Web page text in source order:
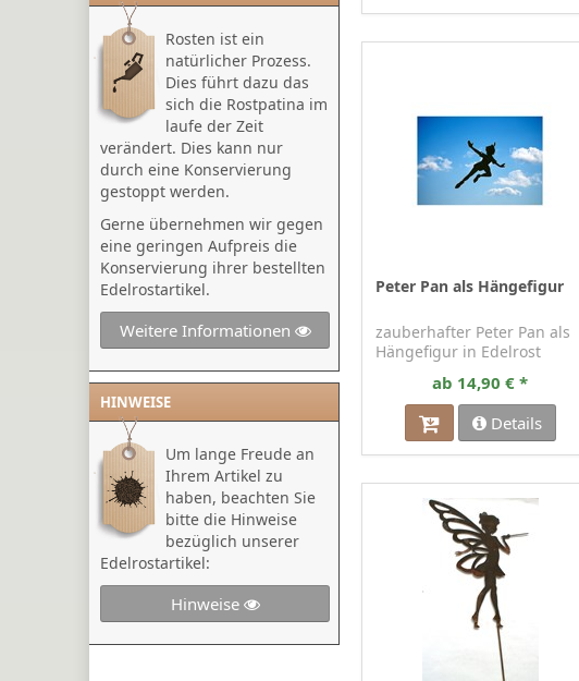
Rosten ist ein
natürlicher Prozess.
Dies führt dazu das
sich die Rostpatina im
laufe der Zeit
verändert. Dies kann nur
durch eine Konservierung
gestoppt werden.
Gerne übernehmen wir gegen
eine geringen Aufpreis die
Konservierung ihrer bestellten
Edelrostartikel.
Weitere Informationen
HINWEISE
Um lange Freude an
Ihrem Artikel zu
haben, beachten Sie
bitte die Hinweise
bezüglich unserer
Edelrostartikel:
Hinweise
Peter Pan als Hängefigur
zauberhafter Peter Pan als
Hängefigur in Edelrost
ab 14,90 € *
Details